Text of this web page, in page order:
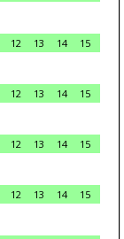
12 13 14
15
12 13 14
15
12 13 14
15
12 13 14
15